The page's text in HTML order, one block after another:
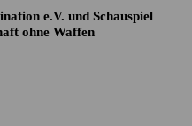
e.V. und Schauspiel
ohne Waffen